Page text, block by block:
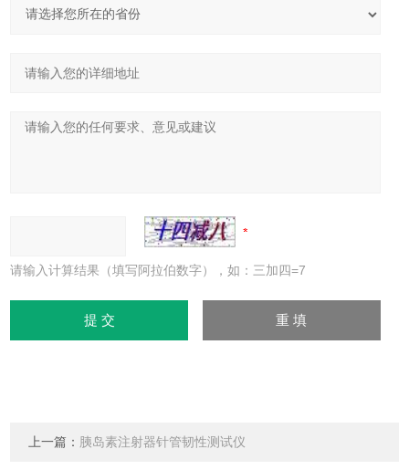
请输入计算结果（填写阿拉伯数字），如：三加四=7
上一篇： 胰岛素注射器针管韧性测试仪